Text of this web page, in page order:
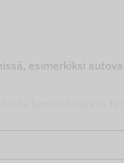
esimerkiksi
keskusteluja ja